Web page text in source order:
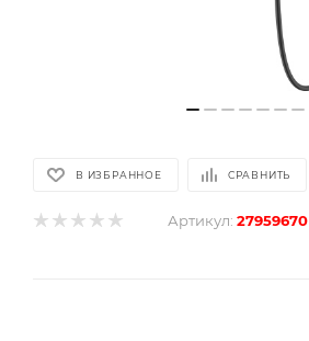
В ИЗБРАННОЕ СРАВНИТЬ
Артикул: 27959670